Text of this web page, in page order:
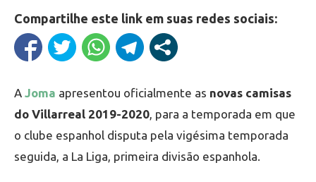
Compartilhe este link em suas redes sociais:
A Joma apresentou oficialmente as novas camisas
do Villarreal 2019-2020, para a temporada em que
o clube espanhol disputa pela vigésima temporada
seguida, a La Liga, primeira divisão espanhola.